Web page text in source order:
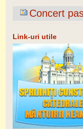
Concert
Link-uri utile